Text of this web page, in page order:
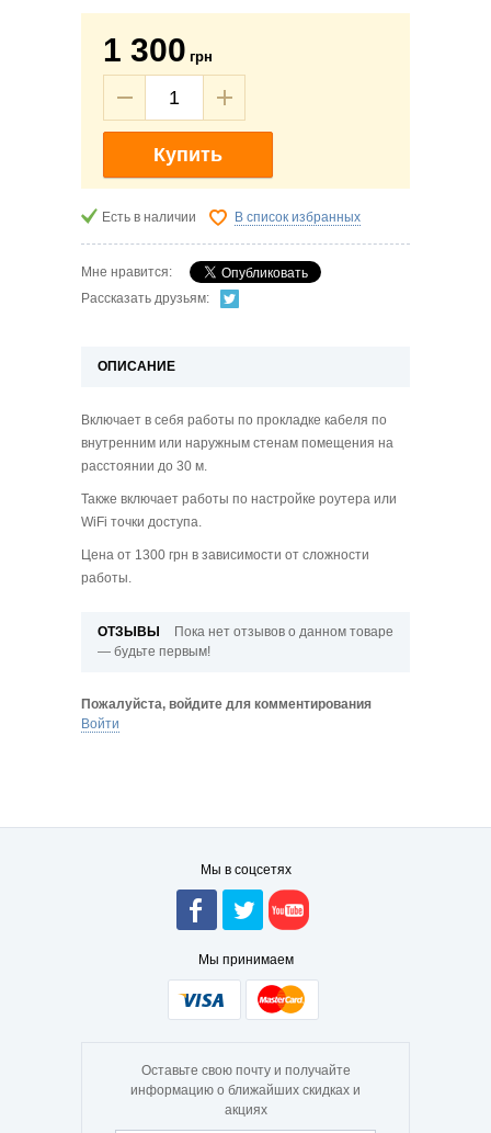
1 300 грн
Купить
Есть в наличии В список избранных
Мне нравится:
Рассказать друзьям:
ОПИСАНИЕ
Включает в себя работы по прокладке кабеля по
внутренним или наружным стенам помещения на
расстоянии до 30 м.
Также включает работы по настройке роутера или
WiFi точки доступа.
Цена от 1300 грн в зависимости от сложности
работы.
ОТЗЫВЫ
Пока нет отзывов о данном товаре
— будьте первым!
Пожалуйста, войдите для комментирования
Войти
Мы в соцсетях
Мы принимаем
Оставьте свою почту и получайте
информацию о ближайших скидках и
акциях